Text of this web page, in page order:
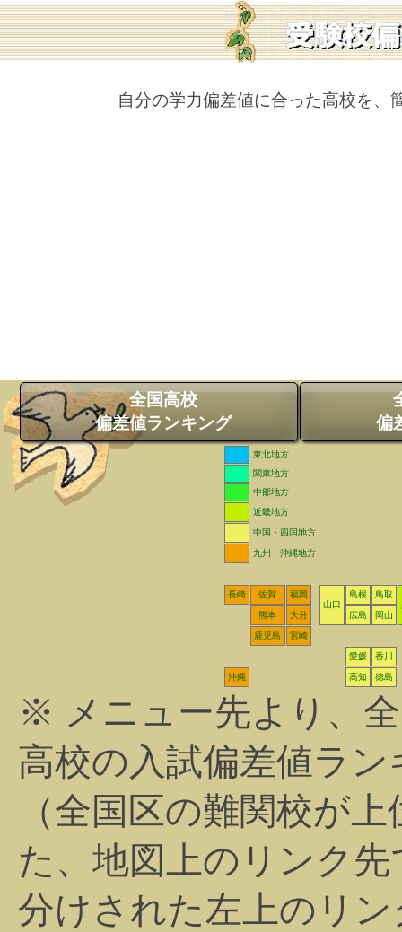
自分の学力偏差値に合った高校を、
全国高校
偏差値ランキング
偏
東北地方
関東地方
中部地方
近畿地方
中国・四国地方
九州・沖縄地方
長崎 佐賀
福岡
山口
島根
鳥取
熊本
大分 広島 岡山
鹿児島 宮崎
愛媛 香川
沖縄 高知 徳島
※ メニュー先より、
高校の入試偏差値ラ
（全国区の難関校が
た、地図上のリンク
分けされた左上のリ